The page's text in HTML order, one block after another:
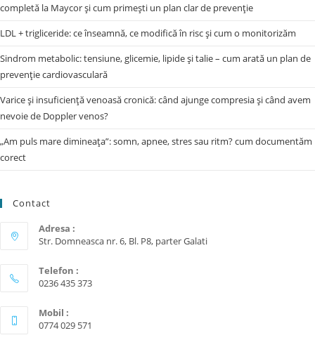
completă la Maycor și cum primești un plan clar de prevenție
LDL + trigliceride: ce înseamnă, ce modifică în risc și cum o monitorizăm
Sindrom metabolic: tensiune, glicemie, lipide și talie – cum arată un plan de
prevenție cardiovasculară
Varice și insuficiență venoasă cronică: când ajunge compresia și când avem
nevoie de Doppler venos?
„Am puls mare dimineața”: somn, apnee, stres sau ritm? cum documentăm
corect
Contact
Adresa :
Str. Domneasca nr. 6, Bl. P8, parter Galati
Telefon :
0236 435 373
Mobil :
0774 029 571